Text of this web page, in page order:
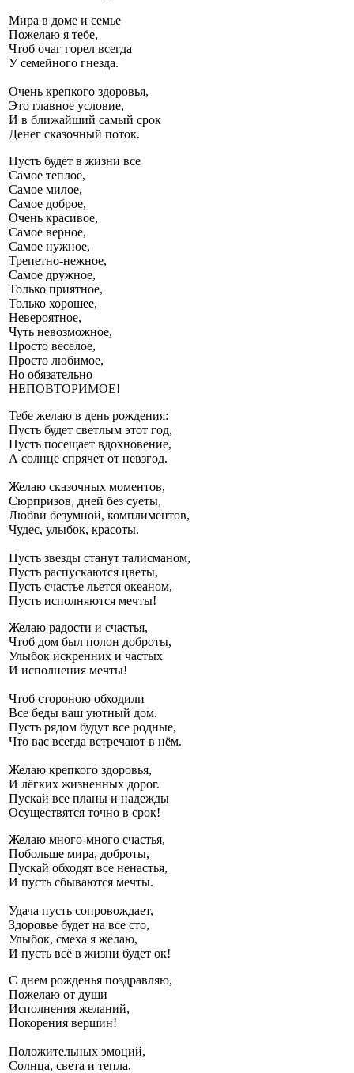
Мира в доме и семье
Пожелаю я тебе,
Чтоб очаг горел всегда
У семейного гнезда.
Очень крепкого здоровья,
Это главное условие,
И в ближайший самый срок
Денег сказочный поток.
Пусть будет в жизни все
Самое теплое,
Самое милое,
Самое доброе,
Очень красивое,
Самое верное,
Самое нужное,
Трепетно-нежное,
Самое дружное,
Только приятное,
Только хорошее,
Невероятное,
Чуть невозможное,
Просто веселое,
Просто любимое,
Но обязательно
НЕПОВТОРИМОЕ!
Тебе желаю в день рождения:
Пусть будет светлым этот год,
Пусть посещает вдохновение,
А солнце спрячет от невзгод.
Желаю сказочных моментов,
Сюрпризов, дней без суеты,
Любви безумной, комплиментов,
Чудес, улыбок, красоты.
Пусть звезды станут талисманом,
Пусть распускаются цветы,
Пусть счастье льется океаном,
Пусть исполняются мечты!
Желаю радости и счастья,
Чтоб дом был полон доброты,
Улыбок искренних и частых
И исполнения мечты!
Чтоб стороною обходили
Все беды ваш уютный дом.
Пусть рядом будут все родные,
Что вас всегда встречают в нём.
Желаю крепкого здоровья,
И лёгких жизненных дорог.
Пускай все планы и надежды
Осуществятся точно в срок!
Желаю много-много счастья,
Побольше мира, доброты,
Пускай обходят все ненастья,
И пусть сбываются мечты.
Удача пусть сопровождает,
Здоровье будет на все сто,
Улыбок, смеха я желаю,
И пусть всё в жизни будет ок!
С днем рожденья поздравляю,
Пожелаю от души
Исполнения желаний,
Покорения вершин!
Положительных эмоций,
Солнца, света и тепла,